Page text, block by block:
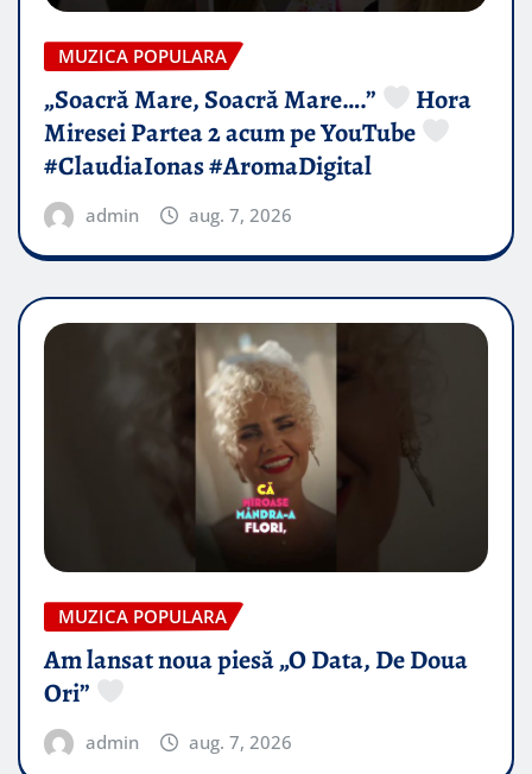
MUZICA POPULARA
„Soacră Mare, Soacră Mare….”
Hora
Miresei Partea 2 acum pe YouTube
#ClaudiaIonas #AromaDigital
admin aug. 7, 2026
MUZICA POPULARA
Am lansat noua piesă „O Data, De Doua
Ori”
admin aug. 7, 2026